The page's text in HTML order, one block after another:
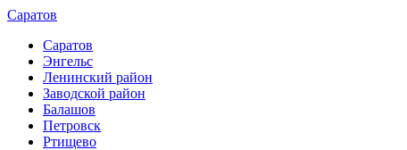
Саратов
Саратов
Энгельс
Ленинский район
Заводской район
Балашов
Петровск
Ртищево